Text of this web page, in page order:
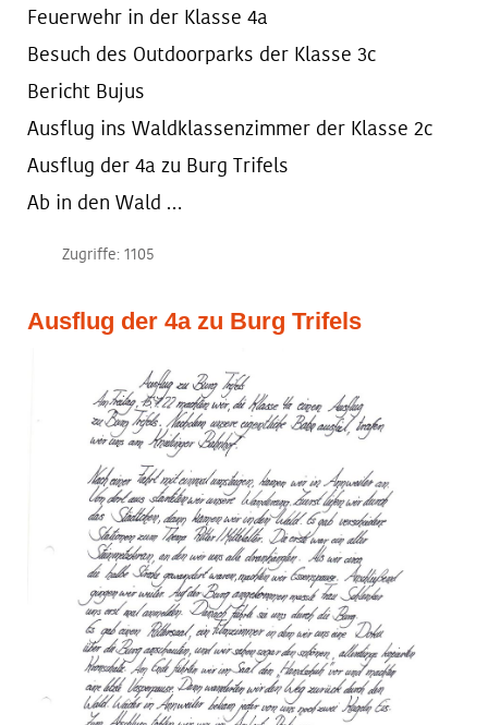
Feuerwehr in der Klasse 4a
Besuch des Outdoorparks der Klasse 3c
Bericht Bujus
Ausflug ins Waldklassenzimmer der Klasse 2c
Ausflug der 4a zu Burg Trifels
Ab in den Wald …
Zugriffe: 1105
Ausflug der 4a zu Burg Trifels